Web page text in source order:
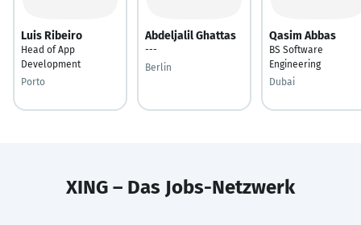
Luis Ribeiro
Head of App
Development
Porto
Abdeljalil Ghattas
---
Berlin
Qasim Abbas
BS Software
Engineering
Dubai
XING – Das Jobs-Netzwerk